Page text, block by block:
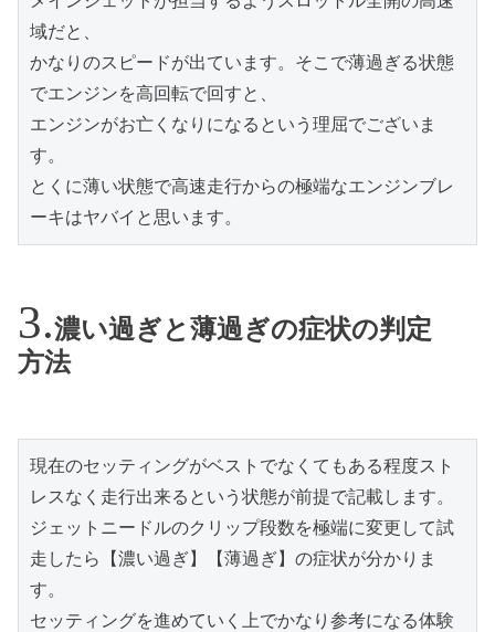
域だと、
かなりのスピードが出ています。そこで薄過ぎる状態
でエンジンを高回転で回すと、
エンジンがお亡くなりになるという理屈でございま
す。
とくに薄い状態で高速走行からの極端なエンジンブレ
ーキはヤバイと思います。
濃い過ぎと薄過ぎの症状の判定
方法
現在のセッティングがベストでなくてもある程度スト
レスなく走行出来るという状態が前提で記載します。
ジェットニードルのクリップ段数を極端に変更して試
走したら【濃い過ぎ】【薄過ぎ】の症状が分かりま
す。
セッティングを進めていく上でかなり参考になる体験